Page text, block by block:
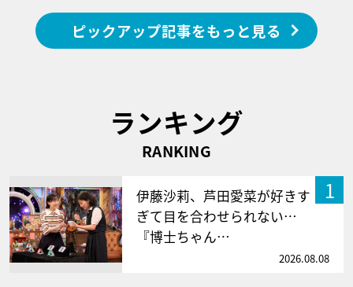
ピックアップ記事をもっと見る
ランキング
RANKING
1
伊藤沙莉、芦田愛菜が好きす
ぎて目を合わせられない…
『博士ちゃん…
2026.08.08